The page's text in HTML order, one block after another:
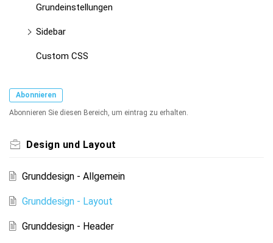
Grundeinstellungen
Sidebar
Custom CSS
Abonnieren
Abonnieren Sie diesen Bereich, um eintrag zu erhalten.
Design und Layout
Grunddesign - Allgemein
Grunddesign - Layout
Grunddesign - Header